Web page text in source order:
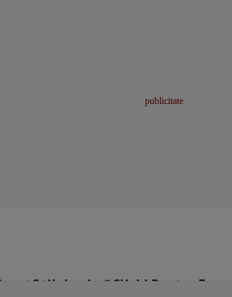
Stil de viațăClick! Pentru